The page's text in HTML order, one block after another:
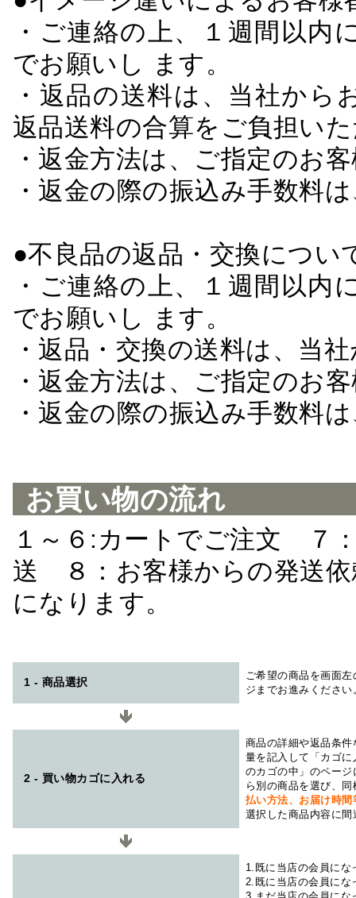
・ご連絡の上、１週間以
でお願いし ます。
・返品の送料は、当社か
返品送料の合算をご負担い
・返金方法は、ご指定のお
・返金の際の振込み手数料
●不良品の返品・交換につい
・ご連絡の上、１週間以
でお願いし ます。
・返品・交換の送料は、当
・返金方法は、ご指定のお
・返金の際の振込み手数料
お買い物の流れ
１～６:カートでご注文 ７
送 ８：お客様からの発送
になります。
1 - 商品選択
ご希望の商品を画面
ジまでお進みください
2 - 買い物カゴに入れる
商品の詳細や返品条
量を記入して「カゴ
のカゴの中」のペー
ら別の商品を選び、
払い方法、お届け時
選択した商品内容に
1.既に当店の会員にな
2.既に当店の会員にな